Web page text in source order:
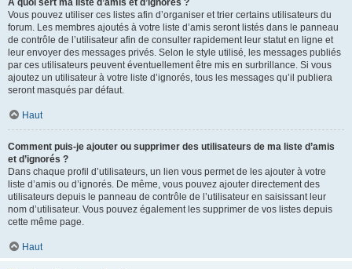
À quoi sert ma liste d’amis et d’ignorés ?
Vous pouvez utiliser ces listes afin d’organiser et trier certains utilisateurs du
forum. Les membres ajoutés à votre liste d’amis seront listés dans le panneau
de contrôle de l’utilisateur afin de consulter rapidement leur statut en ligne et
leur envoyer des messages privés. Selon le style utilisé, les messages publiés
par ces utilisateurs peuvent éventuellement être mis en surbrillance. Si vous
ajoutez un utilisateur à votre liste d’ignorés, tous les messages qu’il publiera
seront masqués par défaut.
Haut
Comment puis-je ajouter ou supprimer des utilisateurs de ma liste d’amis
et d’ignorés ?
Dans chaque profil d’utilisateurs, un lien vous permet de les ajouter à votre
liste d’amis ou d’ignorés. De même, vous pouvez ajouter directement des
utilisateurs depuis le panneau de contrôle de l’utilisateur en saisissant leur
nom d’utilisateur. Vous pouvez également les supprimer de vos listes depuis
cette même page.
Haut